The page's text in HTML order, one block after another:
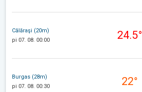
Călăraşi (20m)
pi 07. 08. 00:00
24.5°
Burgas (28m)
pi 07. 08. 00:30
22°